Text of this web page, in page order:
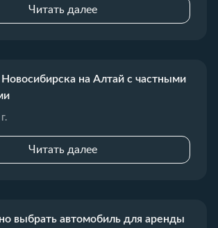
Читать далее
на Алтай с частными
Читать далее
выбрать автомобиль для аренды